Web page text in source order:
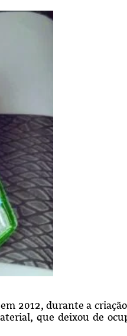
2012, durante a
que deixou de